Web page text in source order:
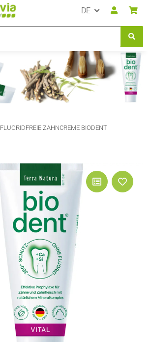
DE
FLUORIDFREIE ZAHNCREME BIODENT